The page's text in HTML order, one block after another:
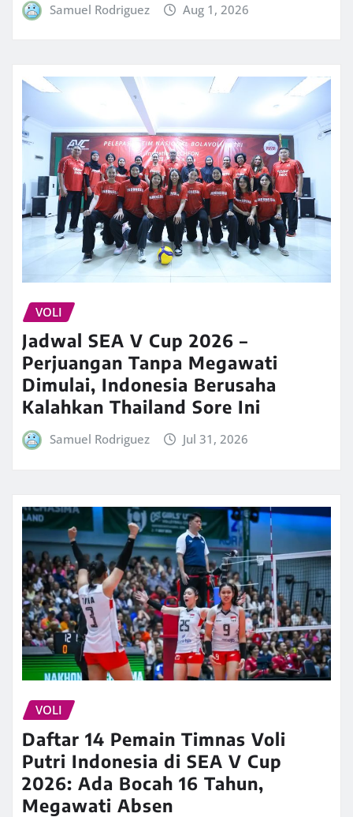
Samuel Rodriguez Aug 1, 2026
VOLI
Jadwal SEA V Cup 2026 –
Perjuangan Tanpa Megawati
Dimulai, Indonesia Berusaha
Kalahkan Thailand Sore Ini
Samuel Rodriguez Jul 31, 2026
VOLI
Daftar 14 Pemain Timnas Voli
Putri Indonesia di SEA V Cup
2026: Ada Bocah 16 Tahun,
Megawati Absen